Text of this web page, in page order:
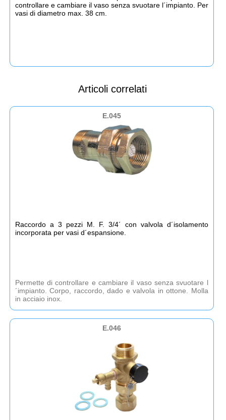
controllare e cambiare il vaso senza svuotare l´impianto. Per
vasi di diametro max. 38 cm.
Articoli correlati
E.045
Raccordo a 3 pezzi M. F. 3/4´ con valvola d´isolamento
incorporata per vasi d´espansione.
Permette di controllare e cambiare il vaso senza svuotare l
´impianto. Corpo, raccordo, dado e valvola in ottone. Molla
in acciaio inox.
E.046